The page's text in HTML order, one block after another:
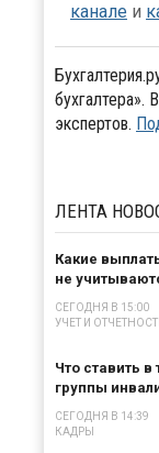
канале и
экспертов.
ЛЕНТА
Какие
не
СЕГОДНЯ В 15:00
УЧЕТ И
Что ставить в
группы
СЕГОДНЯ В 14:39
КАДРЫ